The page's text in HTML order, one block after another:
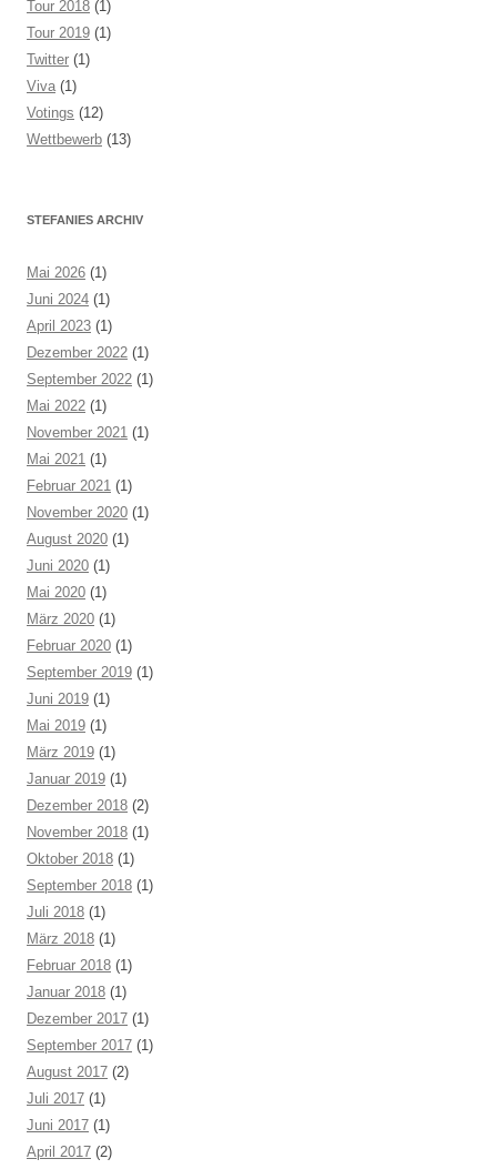
Tour 2018 (1)
Tour 2019 (1)
Twitter (1)
Viva (1)
Votings (12)
Wettbewerb (13)
STEFANIES ARCHIV
Mai 2026 (1)
Juni 2024 (1)
April 2023 (1)
Dezember 2022 (1)
September 2022 (1)
Mai 2022 (1)
November 2021 (1)
Mai 2021 (1)
Februar 2021 (1)
November 2020 (1)
August 2020 (1)
Juni 2020 (1)
Mai 2020 (1)
März 2020 (1)
Februar 2020 (1)
September 2019 (1)
Juni 2019 (1)
Mai 2019 (1)
März 2019 (1)
Januar 2019 (1)
Dezember 2018 (2)
November 2018 (1)
Oktober 2018 (1)
September 2018 (1)
Juli 2018 (1)
März 2018 (1)
Februar 2018 (1)
Januar 2018 (1)
Dezember 2017 (1)
September 2017 (1)
August 2017 (2)
Juli 2017 (1)
Juni 2017 (1)
April 2017 (2)